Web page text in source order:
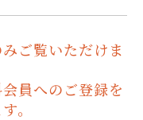
ご覧いただけま
員へのご登録を
。